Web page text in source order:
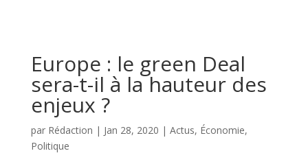
Europe : le green Deal
sera-t-il à la hauteur des
enjeux ?
par Rédaction | Jan 28, 2020 | Actus, Économie,
Politique